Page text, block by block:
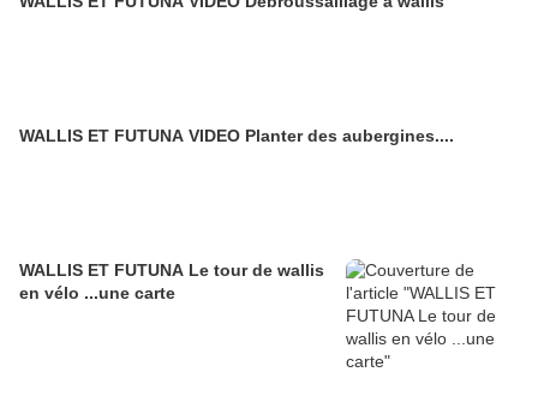
WALLIS ET FUTUNA VIDEO Planter des aubergines....
WALLIS ET FUTUNA Le tour de wallis
en vélo ...une carte